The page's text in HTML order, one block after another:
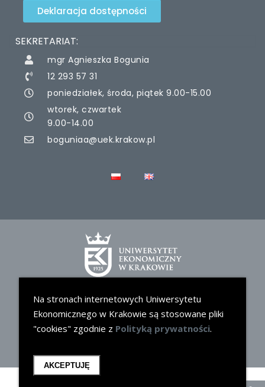
Deklaracja dostępności
SEKRETARIAT:
mgr Agnieszka Bogunia
12 293 57 31
poniedziałek, środa, piątek 9.00-15.00
wtorek, czwartek
9.00-14.00
boguniaa@uek.krakow.pl
Na stronach internetowych Uniwersytetu
Ekonomicznego w Krakowie są stosowane pliki
"cookies" zgodnie z Polityką prywatności.
AKCEPTUJĘ